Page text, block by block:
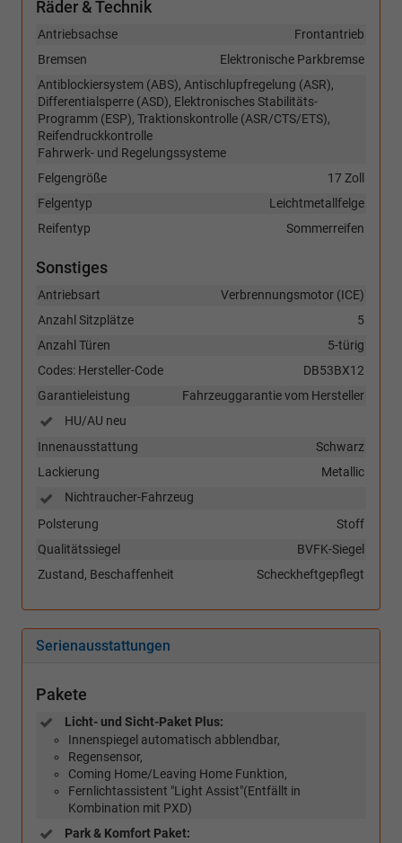
Räder & Technik
Frontantrieb
Antriebsachse
Elektronische Parkbremse
Bremsen
Antiblockiersystem (ABS), Antischlupfregelung (ASR),
Differentialsperre (ASD), Elektronisches Stabilitäts-
Programm (ESP), Traktionskontrolle (ASR/CTS/ETS),
Reifendruckkontrolle
Fahrwerk- und Regelungssysteme
17 Zoll
Felgengröße
Leichtmetallfelge
Felgentyp
Sommerreifen
Reifentyp
Sonstiges
Verbrennungsmotor (ICE)
Antriebsart
5
Anzahl Sitzplätze
5-türig
Anzahl Türen
DB53BX12
Codes: Hersteller-Code
Fahrzeuggarantie vom Hersteller
Garantieleistung
HU/AU neu
Schwarz
Innenausstattung
Metallic
Lackierung
Nichtraucher-Fahrzeug
Stoff
Polsterung
BVFK-Siegel
Qualitätssiegel
Scheckheftgepflegt
Zustand, Beschaffenheit
Serienausstattungen
Pakete
Licht- und Sicht-Paket Plus:
Innenspiegel automatisch abblendbar,
Regensensor,
Coming Home/Leaving Home Funktion,
Fernlichtassistent "Light Assist"(Entfällt in
Kombination mit PXD)
Park & Komfort Paket: